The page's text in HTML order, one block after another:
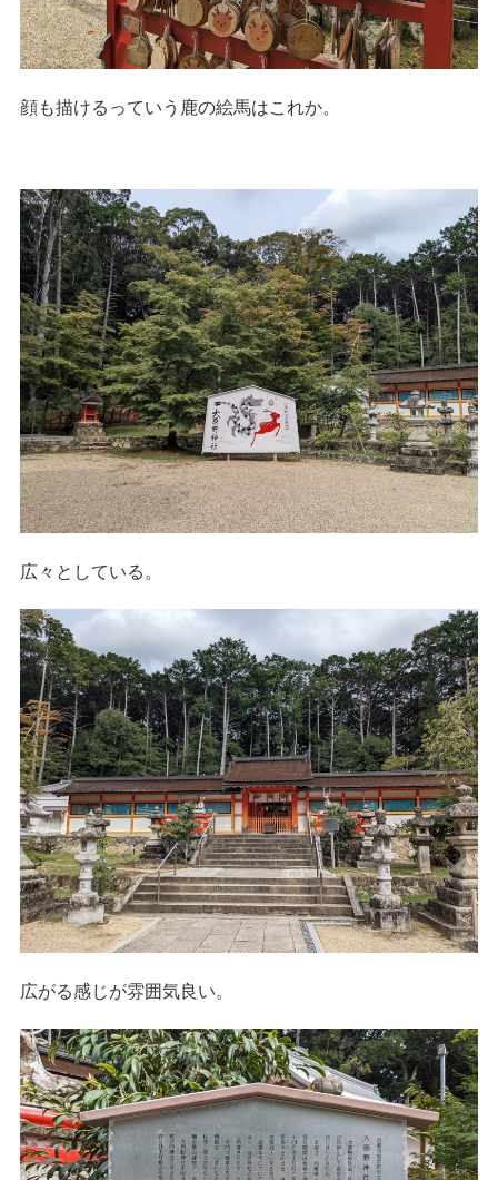
顔も描けるっていう鹿の絵馬はこれか。
広々としている。
広がる感じが雰囲気良い。